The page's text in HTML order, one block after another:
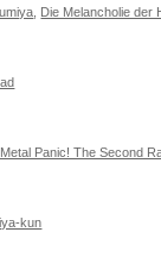
Die Melancholie der
Panic! The Second
kun